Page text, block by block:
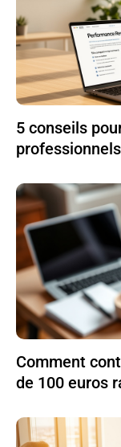
5 conseils
professionnels
Comment
de 100 euros